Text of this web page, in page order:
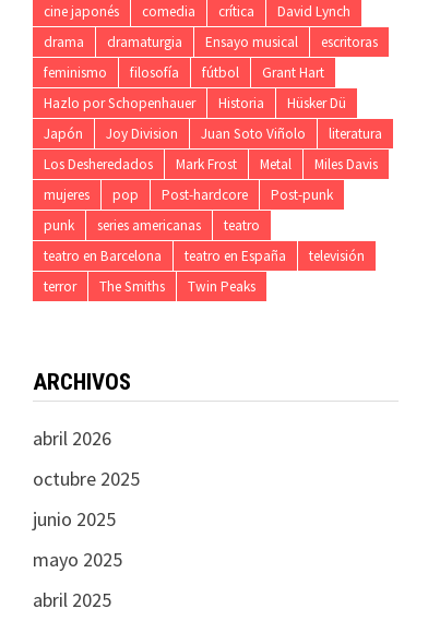
cine japonés
comedia crítica
David Lynch
drama
dramaturgia Ensayo musical
escritoras
feminismo
filosofía fútbol
Grant Hart
Hazlo por Schopenhauer
Historia
Hüsker Dü
Japón
Joy Division Juan Soto Viñolo
literatura
Los Desheredados
Mark Frost Metal
Miles Davis
mujeres
pop Post-hardcore
Post-punk
punk
series americanas
teatro
teatro en Barcelona
teatro en España
televisión
terror
The Smiths Twin Peaks
ARCHIVOS
abril 2026
octubre 2025
junio 2025
mayo 2025
abril 2025